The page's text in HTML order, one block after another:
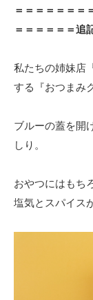
＝＝＝＝＝＝＝
＝＝＝＝＝＝追
私たちの姉妹店
する『おつまみ
ブルーの蓋を開
しり。
おやつにはもち
塩気とスパイス